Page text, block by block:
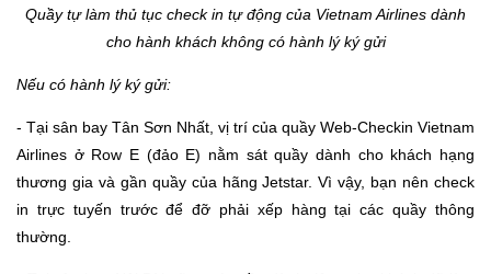
Quầy tự làm thủ tục check in tự động của Vietnam Airlines dành
cho hành khách không có hành lý ký gửi
Nếu có hành lý ký gửi:
- Tại sân bay Tân Sơn Nhất, vị trí của quầy Web-Checkin Vietnam
Airlines ở Row E (đảo E) nằm sát quầy dành cho khách hạng
thương gia và gần quầy của hãng Jetstar. Vì vậy, bạn nên check
in trực tuyến trước để đỡ phải xếp hàng tại các quầy thông
thường.